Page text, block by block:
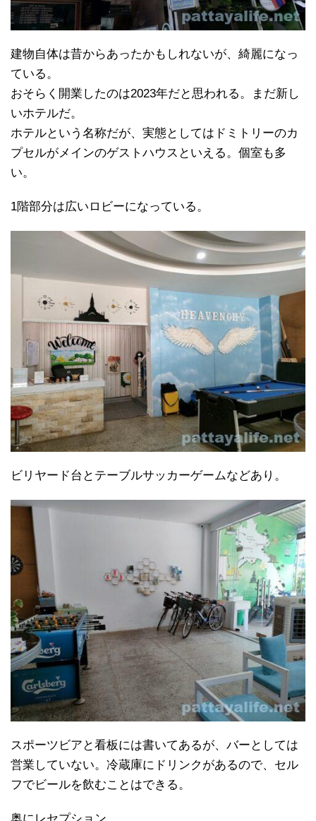
建物自体は昔からあったかもしれないが、綺麗になっ
ている。
おそらく開業したのは2023年だと思われる。まだ新し
いホテルだ。
ホテルという名称だが、実態としてはドミトリーのカ
プセルがメインのゲストハウスといえる。個室も多
い。
1階部分は広いロビーになっている。
ビリヤード台とテーブルサッカーゲームなどあり。
スポーツビアと看板には書いてあるが、バーとしては
営業していない。冷蔵庫にドリンクがあるので、セル
フでビールを飲むことはできる。